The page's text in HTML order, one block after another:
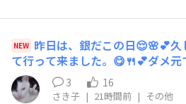
NEW 昨日は、銀だこの日😌🌸💕
て行って来ました。😋🍴💕ダメ
何とかGETしてしまいました。
3 16
さき子 | 21時間前 | その他